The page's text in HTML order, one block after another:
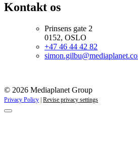
Kontakt os
Prinsens gate 2
0152, OSLO
+47 46 44 42 82
© 2026 Mediaplanet Group
Privacy Policy Revise privacy settings